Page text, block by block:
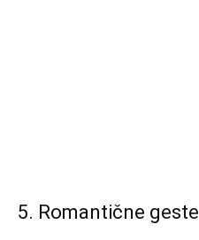
5. Romantične geste